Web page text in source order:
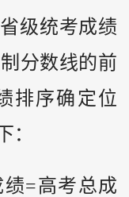
级统考成绩
分数线的前
排序确定位
：
=高考总成